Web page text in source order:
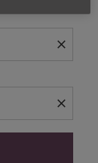
close
close